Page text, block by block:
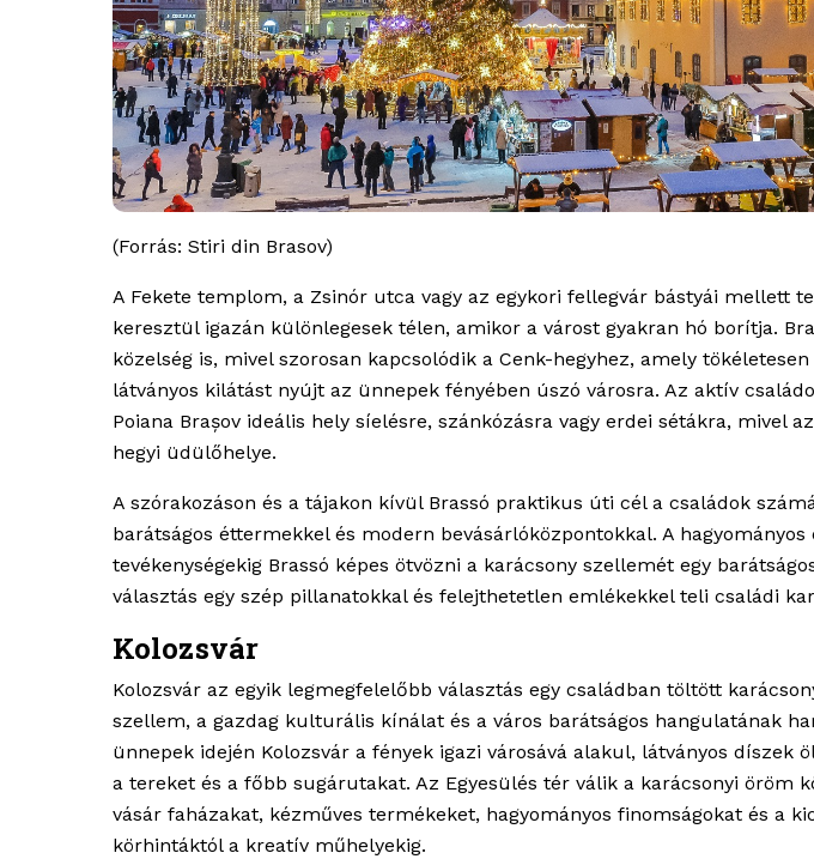
(Forrás: Stiri din Brasov)
A Fekete templom, a Zsinór utca vagy az egykori fellegvár bástyái mellett
keresztül igazán különlegesek télen, amikor a várost gyakran hó borítja.
közelség is, mivel szorosan kapcsolódik a Cenk-hegyhez, amely
látványos kilátást nyújt az ünnepek fényében úszó városra. Az aktív
Poiana Brașov ideális hely síelésre, szánkózásra vagy erdei sétákra, mivel
hegyi üdülőhelye.
A szórakozáson és a tájakon kívül Brassó praktikus úti cél a családok
barátságos éttermekkel és modern bevásárlóközpontokkal. A
tevékenységekig Brassó képes ötvözni a karácsony szellemét egy
választás egy szép pillanatokkal és felejthetetlen emlékekkel teli családi
Kolozsvár
Kolozsvár az egyik legmegfelelőbb választás egy családban töltött
szellem, a gazdag kulturális kínálat és a város barátságos hangulatának
ünnepek idején Kolozsvár a fények igazi városává alakul, látványos
a tereket és a főbb sugárutakat. Az Egyesülés tér válik a karácsonyi öröm
vásár faházakat, kézműves termékeket, hagyományos finomságokat és a
körhintáktól a kreatív műhelyekig.